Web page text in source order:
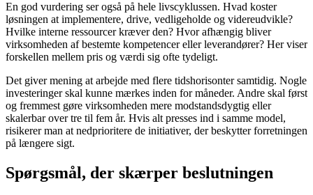
En god vurdering ser også på hele livscyklussen. Hvad koster
løsningen at implementere, drive, vedligeholde og videreudvikle?
Hvilke interne ressourcer kræver den? Hvor afhængig bliver
virksomheden af bestemte kompetencer eller leverandører? Her viser
forskellen mellem pris og værdi sig ofte tydeligt.
Det giver mening at arbejde med flere tidshorisonter samtidig. Nogle
investeringer skal kunne mærkes inden for måneder. Andre skal først
og fremmest gøre virksomheden mere modstandsdygtig eller
skalerbar over tre til fem år. Hvis alt presses ind i samme model,
risikerer man at nedprioritere de initiativer, der beskytter forretningen
på længere sigt.
Spørgsmål, der skærper beslutningen